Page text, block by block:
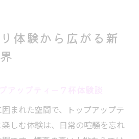
体験から広がる新
まれた空間で、トップアップテ
しむ体験は、日常の喧騒を忘れ